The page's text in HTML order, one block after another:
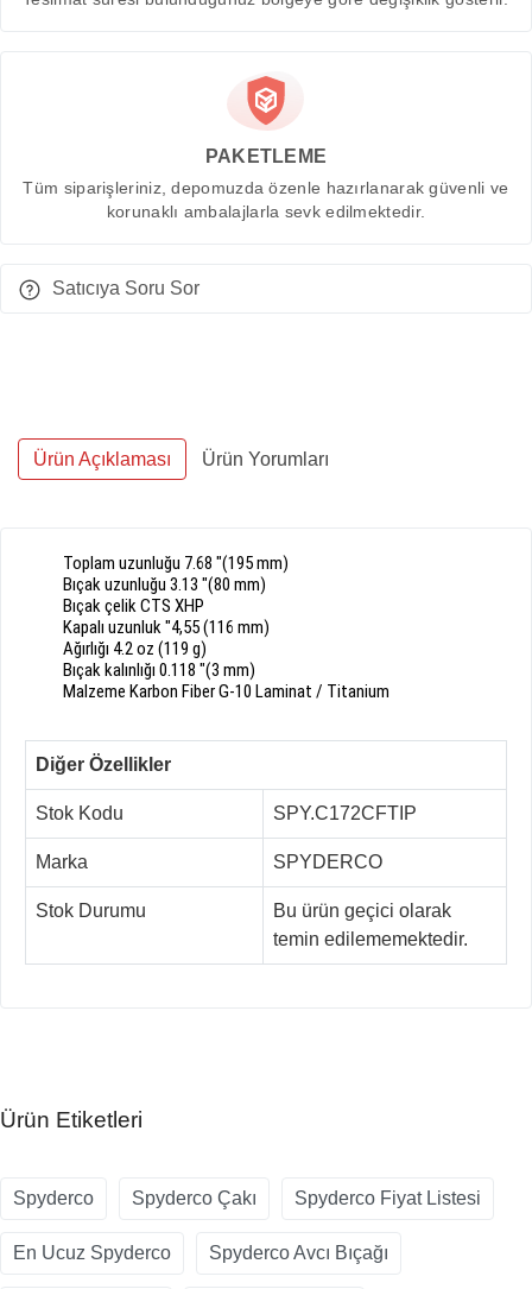
PAKETLEME
Tüm siparişleriniz, depomuzda özenle hazırlanarak güvenli ve
korunaklı ambalajlarla sevk edilmektedir.
Satıcıya Soru Sor
Ürün Açıklaması Ürün Yorumları
Toplam uzunluğu 7.68 "(195mm)
Bıçak uzunluğu 3.13 "(80 mm)
BıçakçelikCTS XHP
Kapalı uzunluk"4,55(116 mm)
Ağırlığı 4.2oz (119 g)
Bıçak kalınlığı 0.118 "(3 mm)
Malzeme Karbon FiberG-10 Laminat / Titanium
Diğer Özellikler
Stok Kodu SPY.C172CFTIP
Marka SPYDERCO
Stok Durumu
Bu ürün geçici olarak
temin edilememektedir.
Ürün Etiketleri
Spyderco Spyderco Çakı Spyderco Fiyat Listesi
En Ucuz Spyderco Spyderco Avcı Bıçağı